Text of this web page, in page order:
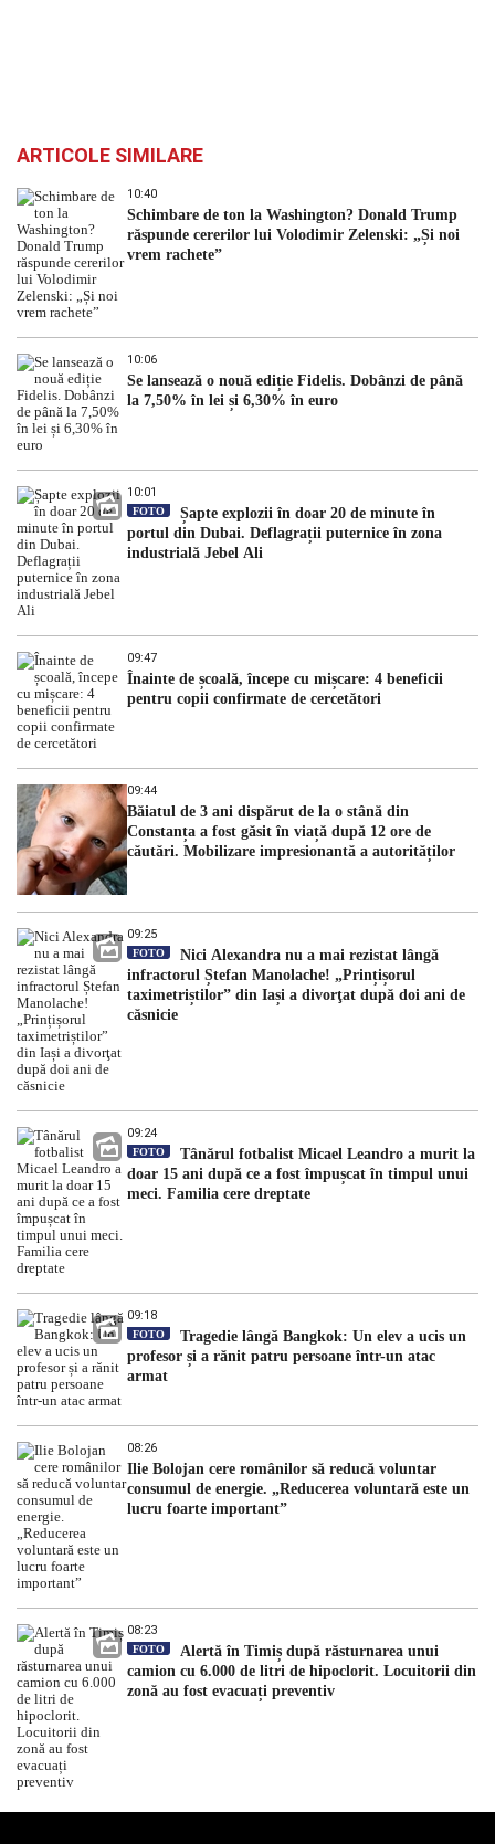
ARTICOLE SIMILARE
10:40
Schimbare de ton la Washington? Donald Trump
răspunde cererilor lui Volodimir Zelenski: „Și noi
vrem rachete”
10:06
Se lansează o nouă ediție Fidelis. Dobânzi de până
la 7,50% în lei și 6,30% în euro
10:01
FOTO
Șapte explozii în doar 20 de minute în
portul din Dubai. Deflagrații puternice în zona
industrială Jebel Ali
09:47
Înainte de școală, începe cu mișcare: 4 beneficii
pentru copii confirmate de cercetători
09:44
Băiatul de 3 ani dispărut de la o stână din
Constanța a fost găsit în viață după 12 ore de
căutări. Mobilizare impresionantă a autorităților
09:25
FOTO
Nici Alexandra nu a mai rezistat lângă
infractorul Ștefan Manolache! „Prințișorul
taximetriștilor” din Iași a divorţat după doi ani de
căsnicie
09:24
FOTO
Tânărul fotbalist Micael Leandro a murit la
doar 15 ani după ce a fost împușcat în timpul unui
meci. Familia cere dreptate
09:18
FOTO
Tragedie lângă Bangkok: Un elev a ucis un
profesor și a rănit patru persoane într-un atac
armat
08:26
Ilie Bolojan cere românilor să reducă voluntar
consumul de energie. „Reducerea voluntară este un
lucru foarte important”
08:23
FOTO
Alertă în Timiș după răsturnarea unui
camion cu 6.000 de litri de hipoclorit. Locuitorii din
zonă au fost evacuați preventiv